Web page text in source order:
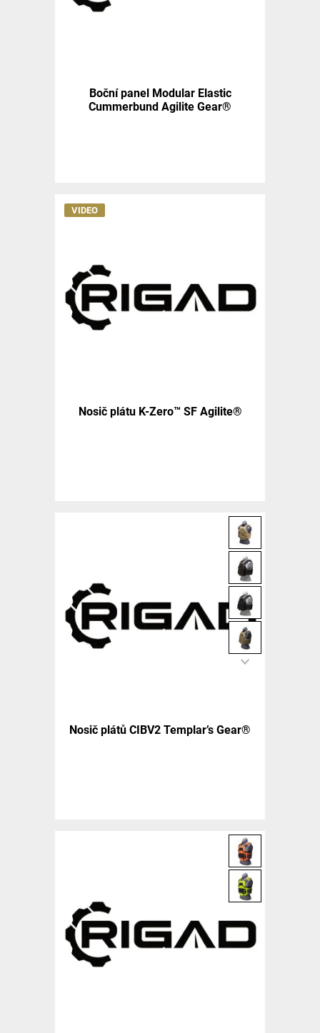
Boční panel Modular Elastic
Cummerbund Agilite Gear®
VIDEO
Nosič plátu K-Zero™ SF Agilite®
Nosič plátů CIBV2 Templar’s Gear®